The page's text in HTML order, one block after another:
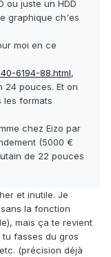
ou juste un HDD
graphique ch'es
moi en ce
6194-88.html,
24 pouces. Et on
les formats
chez Eizo par
(5000 €
de 22 pouces
et inutile. Je
la fonction
mais ça te revient
fasses du gros
(précision déjà